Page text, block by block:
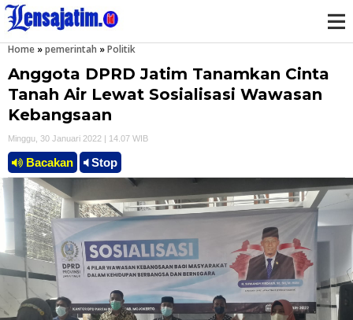
Home »pemerintah »Politik
Anggota DPRD Jatim Tanamkan Cinta
Tanah Air Lewat Sosialisasi Wawasan
Kebangsaan
Minggu, 30 Januari 2022 | 14.07 WIB
Bacakan Stop